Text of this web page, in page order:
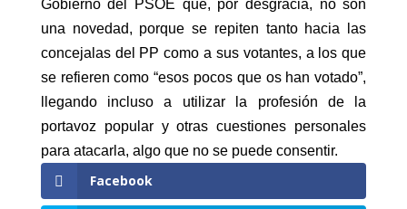
Gobierno del PSOE que, por desgracia, no son
una novedad, porque se repiten tanto hacia las
concejalas del PP como a sus votantes, a los que
se refieren como “esos pocos que os han votado”,
llegando incluso a utilizar la profesión de la
portavoz popular y otras cuestiones personales
para atacarla, algo que no se puede consentir.
Facebook